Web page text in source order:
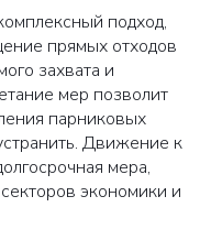
подход,
прямых отходов
захвата и
мер позволит
парниковых
Движение к
мера,
экономики и